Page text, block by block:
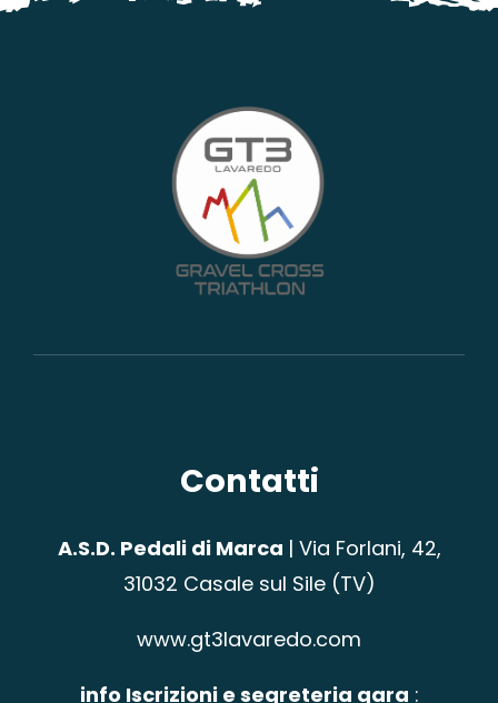
Contatti
A.S.D. Pedali di Marca | Via Forlani, 42,
31032 Casale sul Sile (TV)
www.gt3lavaredo.com
info Iscrizioni e segreteria gara :